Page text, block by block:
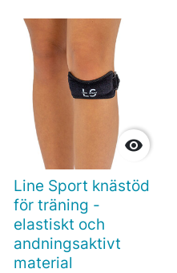

Line Sport knästöd
för träning -
elastiskt och
andningsaktivt
material